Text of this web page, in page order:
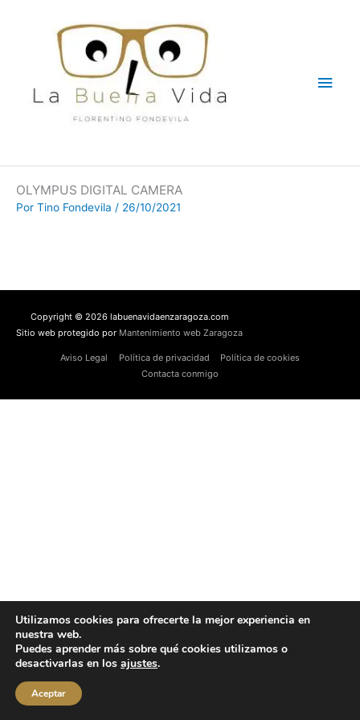
OLYMPUS DIGITAL CAMERA
Por Tino Fondevila / 26/10/2021
Copyright © 2026 labuenavidaenzaragoza.com
Sitio web protegido por Mantenimiento web Zaragoza
Aviso Legal Política de privacidad
Política de cookies
Contacta conmigo
Utilizamos cookies para ofrecerte la mejor experiencia en
nuestra web.
Puedes aprender más sobre qué cookies utilizamos o
desactivarlas en los ajustes.
Aceptar